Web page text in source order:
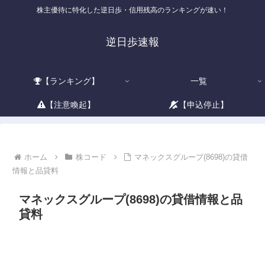
株主優待に特化した逆日歩・信用残高のランキングが速い！
逆日歩速報
【ランキング】 一覧
【注意喚起】 【申込停止】
ホーム 株コード
マネックスグループ(8698)の貸借
情報と品貸料
マネックスグループ(8698)の貸借情報と品
貸料